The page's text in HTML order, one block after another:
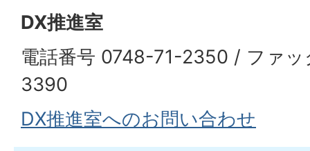
DX推進室
電話番号 0748-71-2350 / ファ
3390
DX推進室へのお問い合わせ